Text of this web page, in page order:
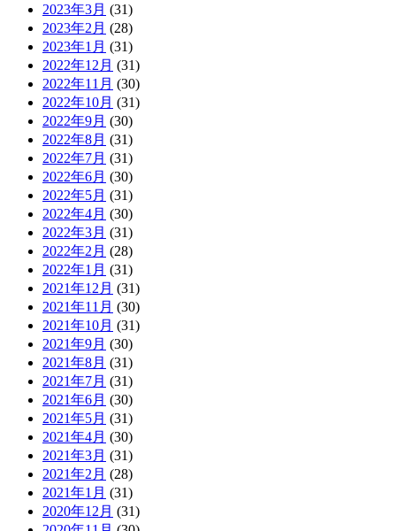
2023年3月 (31)
2023年2月 (28)
2023年1月 (31)
2022年12月 (31)
2022年11月 (30)
2022年10月 (31)
2022年9月 (30)
2022年8月 (31)
2022年7月 (31)
2022年6月 (30)
2022年5月 (31)
2022年4月 (30)
2022年3月 (31)
2022年2月 (28)
2022年1月 (31)
2021年12月 (31)
2021年11月 (30)
2021年10月 (31)
2021年9月 (30)
2021年8月 (31)
2021年7月 (31)
2021年6月 (30)
2021年5月 (31)
2021年4月 (30)
2021年3月 (31)
2021年2月 (28)
2021年1月 (31)
2020年12月 (31)